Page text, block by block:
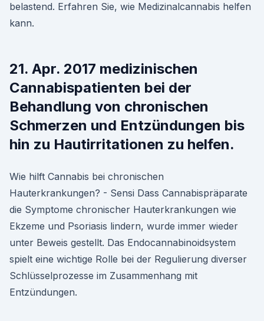
belastend. Erfahren Sie, wie Medizinalcannabis helfen
kann.
21. Apr. 2017 medizinischen
Cannabispatienten bei der
Behandlung von chronischen
Schmerzen und Entzündungen bis
hin zu Hautirritationen zu helfen.
Wie hilft Cannabis bei chronischen
Hauterkrankungen? - Sensi Dass Cannabispräparate
die Symptome chronischer Hauterkrankungen wie
Ekzeme und Psoriasis lindern, wurde immer wieder
unter Beweis gestellt. Das Endocannabinoidsystem
spielt eine wichtige Rolle bei der Regulierung diverser
Schlüsselprozesse im Zusammenhang mit
Entzündungen.